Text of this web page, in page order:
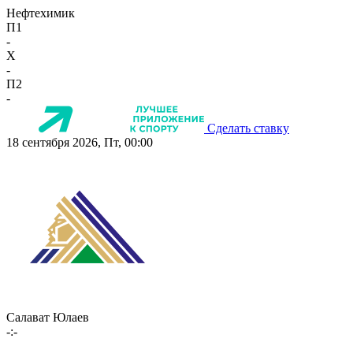
Нефтехимик
П1
-
X
-
П2
-
Сделать ставку
18 сентября 2026, Пт, 00:00
Салават Юлаев
-:-